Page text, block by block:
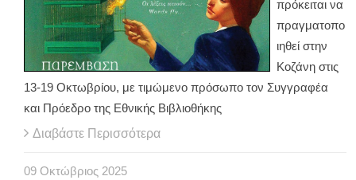
πρόκειται να
πραγματοπο
ιηθεί στην
Κοζάνη στις
13-19 Οκτωβρίου, με τιμώμενο πρόσωπο τον Συγγραφέα
και Πρόεδρο της Εθνικής Βιβλιοθήκης
Διαβάστε Περισσότερα
09 Οκτώβριος 2025